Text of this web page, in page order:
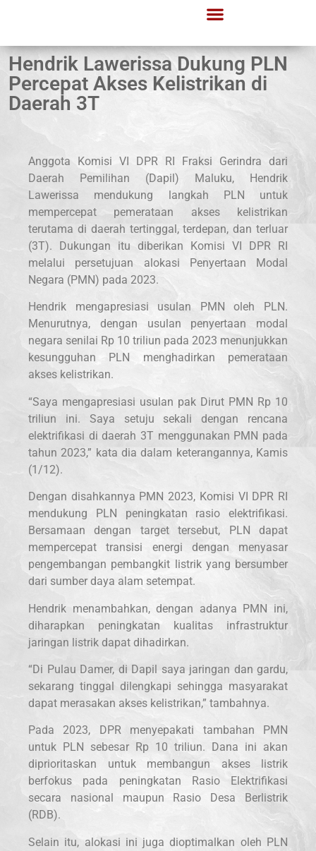
Hendrik Lawerissa Dukung PLN
Percepat Akses Kelistrikan di
Daerah 3T
Anggota Komisi VI DPR RI Fraksi Gerindra dari
Daerah Pemilihan (Dapil) Maluku, Hendrik
Lawerissa mendukung langkah PLN untuk
mempercepat pemerataan akses kelistrikan
terutama di daerah tertinggal, terdepan, dan terluar
(3T). Dukungan itu diberikan Komisi VI DPR RI
melalui persetujuan alokasi Penyertaan Modal
Negara (PMN) pada 2023.
Hendrik mengapresiasi usulan PMN oleh PLN.
Menurutnya, dengan usulan penyertaan modal
negara senilai Rp 10 triliun pada 2023 menunjukkan
kesungguhan PLN menghadirkan pemerataan
akses kelistrikan.
“Saya mengapresiasi usulan pak Dirut PMN Rp 10
triliun ini. Saya setuju sekali dengan rencana
elektrifikasi di daerah 3T menggunakan PMN pada
tahun 2023,” kata dia dalam keterangannya, Kamis
(1/12).
Dengan disahkannya PMN 2023, Komisi VI DPR RI
mendukung PLN peningkatan rasio elektrifikasi.
Bersamaan dengan target tersebut, PLN dapat
mempercepat transisi energi dengan menyasar
pengembangan pembangkit listrik yang bersumber
dari sumber daya alam setempat.
Hendrik menambahkan, dengan adanya PMN ini,
diharapkan peningkatan kualitas infrastruktur
jaringan listrik dapat dihadirkan.
“Di Pulau Damer, di Dapil saya jaringan dan gardu,
sekarang tinggal dilengkapi sehingga masyarakat
dapat merasakan akses kelistrikan,” tambahnya.
Pada 2023, DPR menyepakati tambahan PMN
untuk PLN sebesar Rp 10 triliun. Dana ini akan
diprioritaskan untuk membangun akses listrik
berfokus pada peningkatan Rasio Elektrifikasi
secara nasional maupun Rasio Desa Berlistrik
(RDB).
Selain itu, alokasi ini juga dioptimalkan oleh PLN